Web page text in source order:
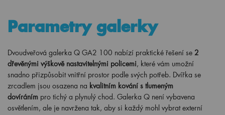
Parametry galerky
Dvoudveřová galerka Q GA2 100 nabízí praktické řešení se 2
dřevěnými výškově nastavitelnými policemi, které vám umožní
snadno přizpůsobit vnitřní prostor podle svých potřeb. Dvířka se
zrcadlem jsou osazena na kvalitním kování s tlumeným
dovíráním pro tichý a plynulý chod. Galerka Q není vybavena
osvětlením, ale je navržena tak, aby si každý mohl vybrat externí